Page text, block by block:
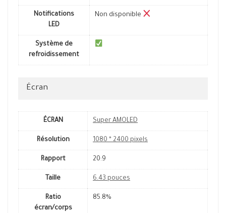
Notifications
LED
Non disponible
Système de
refroidissement
Écran
ÉCRAN Super AMOLED
Résolution 1080 * 2400 pixels
Rapport 20:9
Taille 6.43 pouces
Ratio
écran/corps
85.8%